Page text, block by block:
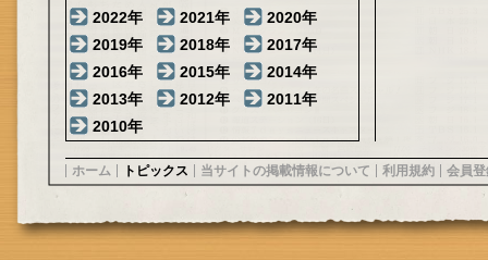
2022年
2021年
2020年
2019年
2018年
2017年
2016年
2015年
2014年
2013年
2012年
2011年
2010年
ホーム トピックス 当サイトの掲載情報について 利用規約 会員